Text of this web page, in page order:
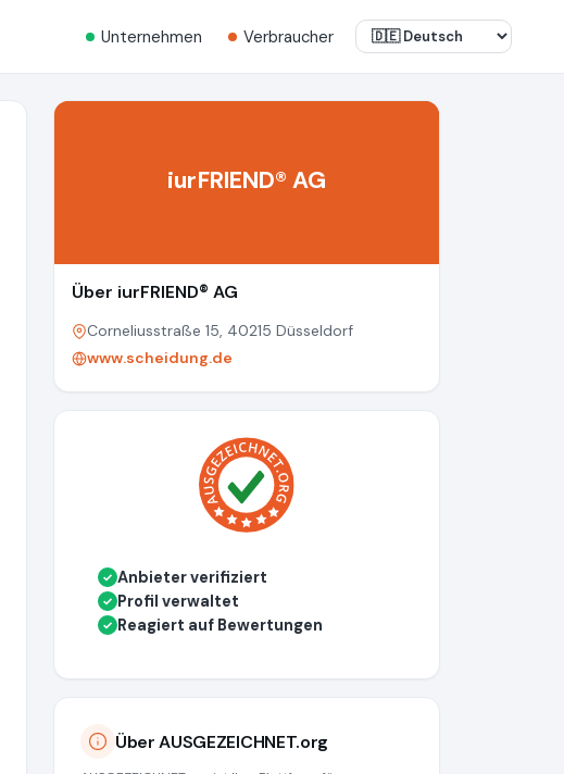
Unternehmen Verbraucher
iurFRIEND® AG
Über iurFRIEND® AG
Corneliusstraße 15, 40215 Düsseldorf
www.scheidung.de
✓ Anbieter verifiziert
✓ Profil verwaltet
✓ Reagiert auf Bewertungen
Über AUSGEZEICHNET.org